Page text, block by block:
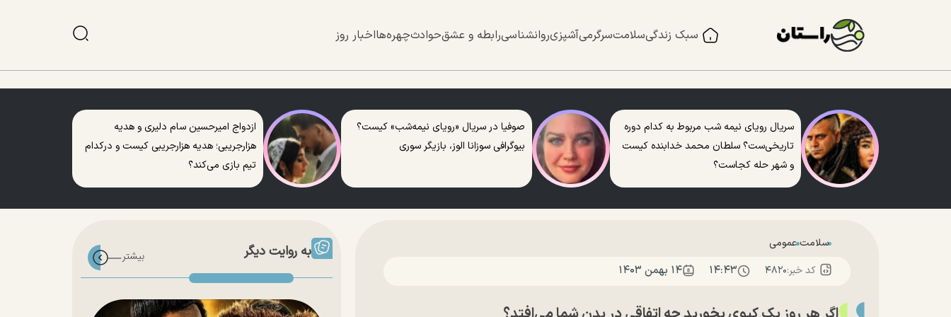
سبک زندگیسلامتسرگرمیآشپزیروانشناسیرابطه و عشقحوادثچهره‌هااخبار روز
سریال رویای نیمه شب مربوط به کدام دوره
تاریخی‌ست؟ سلطان محمد خدابنده کیست
و شهر حله کجاست؟
صوفیا در سریال «رویای نیمه‌شب» کیست؟
بیوگرافی سوزانا الوز، بازیگر سوری
ازدواج امیرحسین سام دلیری و هدیه
هزارجریبی؛ هدیه هزارجریبی کیست و درکدام
تیم بازی می‌کند؟
سلامت عمومی
کد خبر:۴۸۲۰ ۱۴:۴۳ ۱۴ بهمن ۱۴۰۳
به روایت دیگر